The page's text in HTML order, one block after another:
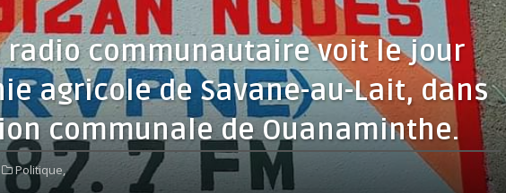
radio communautaire voit le jour
agricole de Savane-au-Lait, dans
communale de Ouanaminthe.
Politique,